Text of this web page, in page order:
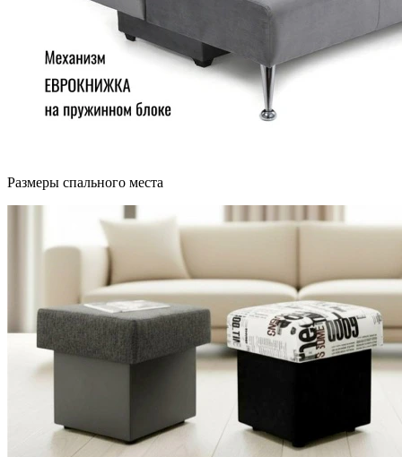
Размеры спального места